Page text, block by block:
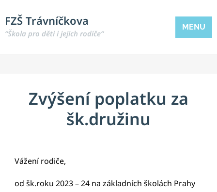
FZŠ Trávníčkova
“Škola pro děti i jejich rodiče“
MENU
Zvýšení poplatku za
šk.družinu
Vážení rodiče,
od šk.roku 2023 – 24 na základních školách Prahy